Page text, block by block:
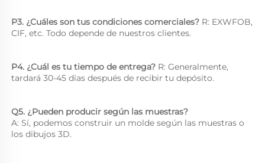
P3. ¿Cuáles son tus condiciones comerciales? R: EXWFOB,
CIF, etc. Todo depende de nuestros clientes.
P4. ¿Cuál es tu tiempo de entrega? R: Generalmente,
tardará 30-45 días después de recibir tu depósito.
Q5. ¿Pueden producir según las muestras?
A: Sí, podemos construir un molde según las muestras o
los dibujos 3D.